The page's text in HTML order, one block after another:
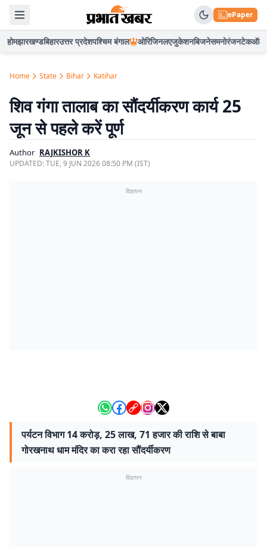
ePaper
होमझारखण्डबिहारउत्तर प्रदेशपश्चिम बंगाल ओरिजिनलएजुकेशनबिजनेसमनोरंजनटेकऑटो
Home State Bihar Katihar
शिव गंगा तालाब का सौंदर्यीकरण कार्य 25
जून से पहले करें पूर्ण
Author RAJKISHOR K
UPDATED:TUE, 9 JUN 2026 08:50 PM (IST)
विज्ञापन
पर्यटन विभाग 14 करोड़, 25 लाख, 71 हजार की राशि से बाबा
गोरखनाथ धाम मंदिर का करा रहा सौंदर्यीकरण
विज्ञापन